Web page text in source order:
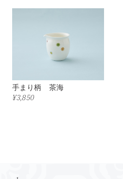
手まり柄 茶海
¥3,850